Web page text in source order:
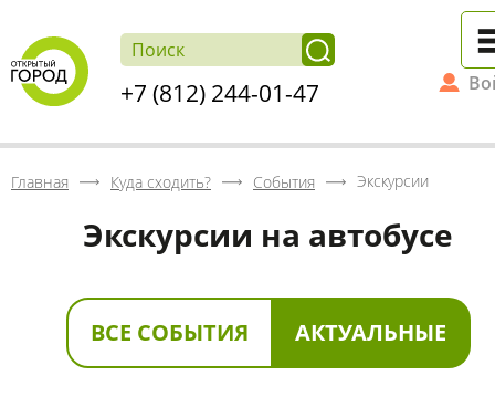
+7 (812) 244-01-47
Главная Куда сходить? События Экскурсии
Экскурсии на автобусе
ВСЕ СОБЫТИЯ АКТУАЛЬНЫЕ